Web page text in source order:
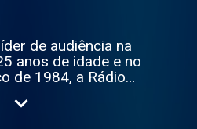
de audiência na
anos de idade e no
de 1984, a Rádio
com o público